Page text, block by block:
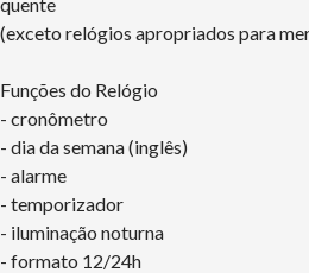
(exceto relógios apropriados para
Funções do Relógio
- cronômetro
- dia da semana (inglês)
- alarme
- temporizador
- iluminação noturna
- formato 12/24h